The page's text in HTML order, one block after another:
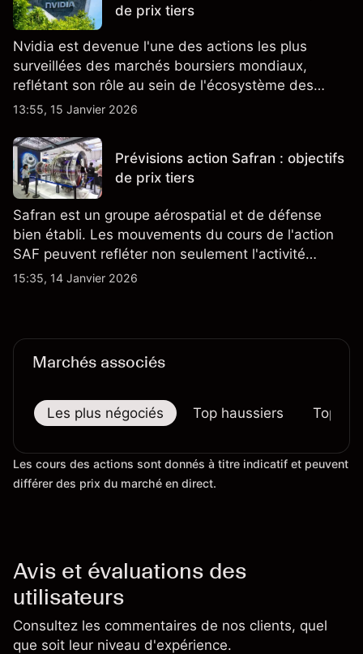
de prix tiers
Nvidia est devenue l'une des actions les plus
surveillées des marchés boursiers mondiaux,
reflétant son rôle au sein de l'écosystème des
semi-conducteurs et de l'IA.
13:55, 15 Janvier 2026
Prévisions action Safran : objectifs
de prix tiers
Safran est un groupe aérospatial et de défense
bien établi. Les mouvements du cours de l'action
SAF peuvent refléter non seulement l'activité
quotidienne du marché, mais aussi la position de
15:35, 14 Janvier 2026
Marchés associés
Les plus négociés Top haussiers Top
Les cours des actions sont donnés à titre indicatif et peuvent
différer des prix du marché en direct.
Avis et évaluations des
utilisateurs
Consultez les commentaires de nos clients, quel
que soit leur niveau d'expérience.